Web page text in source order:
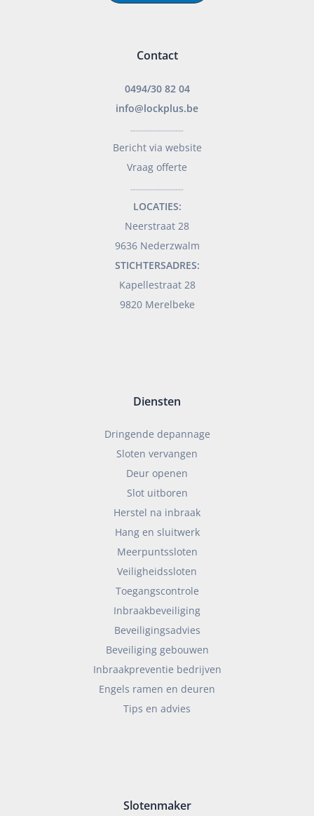
Contact
0494/30 82 04
info@lockplus.be
Bericht via website
Vraag offerte
LOCATIES:
Neerstraat 28
9636 Nederzwalm
STICHTERSADRES:
Kapellestraat 28
9820 Merelbeke
Diensten
Dringende depannage
Sloten vervangen
Deur openen
Slot uitboren
Herstel na inbraak
Hang en sluitwerk
Meerpuntssloten
Veiligheidssloten
Toegangscontrole
Inbraakbeveiliging
Beveiligingsadvies
Beveiliging gebouwen
Inbraakpreventie bedrijven
Engels ramen en deuren
Tips en advies
Slotenmaker